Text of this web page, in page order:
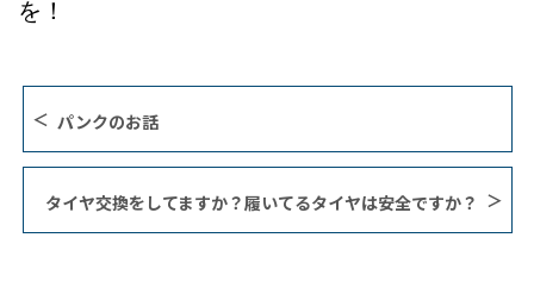
を！
パンクのお話
タイヤ交換をしてますか？履いてるタイヤは安全ですか？